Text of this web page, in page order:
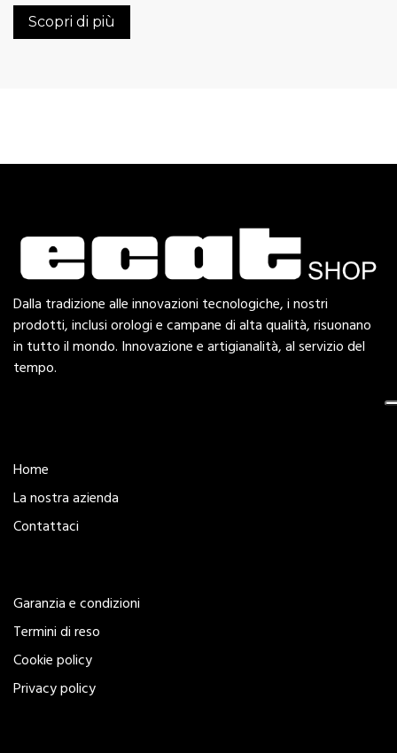
Scopri di più
Dalla tradizione alle innovazioni tecnologiche, i nostri
prodotti, inclusi orologi e campane di alta qualità, risuonano
in tutto il mondo. Innovazione e artigianalità, al servizio del
tempo.
Home
La nostra azienda
Contattaci
Garanzia e condizioni
Termini di reso
Cookie policy
Privacy policy